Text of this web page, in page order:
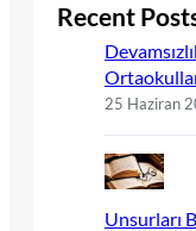
Recent
25 Haziran
Unsurları